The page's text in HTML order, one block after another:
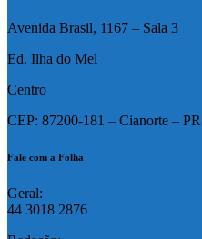
Avenida Brasil, 1167 – Sala 3
Ed. Ilha do Mel
Centro
CEP: 87200-181 – Cianorte – PR
Fale com a Folha
Geral:
44 3018 2876